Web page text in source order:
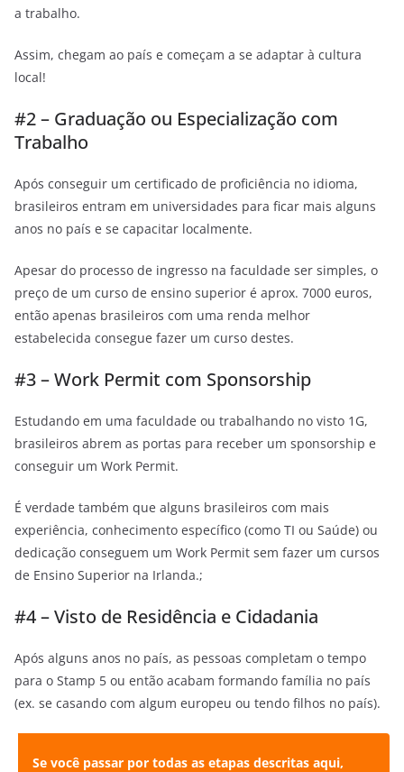
a trabalho.
Assim, chegam ao país e começam a se adaptar à cultura
local!
#2 – Graduação ou Especialização com
Trabalho
Após conseguir um certificado de proficiência no idioma,
brasileiros entram em universidades para ficar mais alguns
anos no país e se capacitar localmente.
Apesar do processo de ingresso na faculdade ser simples, o
preço de um curso de ensino superior é aprox. 7000 euros,
então apenas brasileiros com uma renda melhor
estabelecida consegue fazer um curso destes.
#3 – Work Permit com Sponsorship
Estudando em uma faculdade ou trabalhando no visto 1G,
brasileiros abrem as portas para receber um sponsorship e
conseguir um Work Permit.
É verdade também que alguns brasileiros com mais
experiência, conhecimento específico (como TI ou Saúde) ou
dedicação conseguem um Work Permit sem fazer um cursos
de Ensino Superior na Irlanda.;
#4 – Visto de Residência e Cidadania
Após alguns anos no país, as pessoas completam o tempo
para o Stamp 5 ou então acabam formando família no país
(ex. se casando com algum europeu ou tendo filhos no país).
Se você passar por todas as etapas descritas aqui,